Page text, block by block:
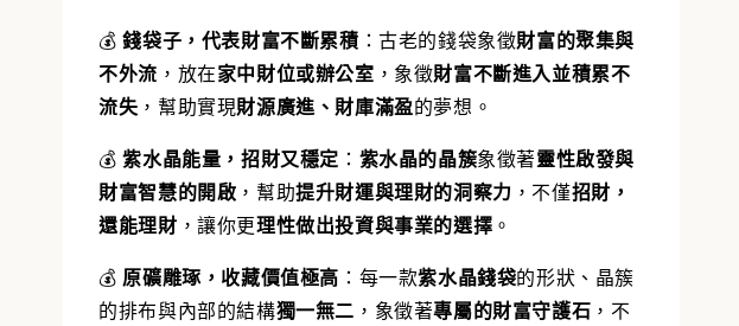
💰錢袋子，代表財富不斷累積 ： 古老的錢袋象徵財富的聚集與
不外流 ，放在家中財位或辦公室 ，象徵財富不斷進入並積累不
流失 ，幫助實現財源廣進、財庫滿盈的夢想。
💰 紫水晶能量，招財又穩定 ： 紫水晶的晶簇象徵著靈性啟發與
財富智慧的開啟 ，幫助提升財運與理財的洞察力 ，不僅招財，
還能理財 ，讓你更理性做出投資與事業的選擇 。
💰 原礦雕琢，收藏價值極高 ： 每一款紫水晶錢袋的形狀、晶簇
的排布與內部的結構獨一無二 ，象徵著專屬的財富守護石 ，不